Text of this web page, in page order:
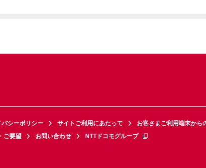
バシーポリシー サイトご利用にあたって お客さまご利用端末から
ご要望 お問い合わせ NTTドコモグループ